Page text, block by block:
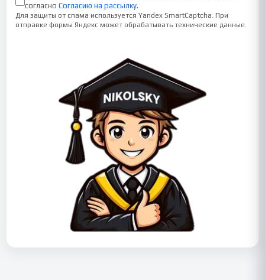
согласно Согласию на рассылку.
Для защиты от спама используется Yandex SmartCaptcha. При
отправке формы Яндекс может обрабатывать технические данные.